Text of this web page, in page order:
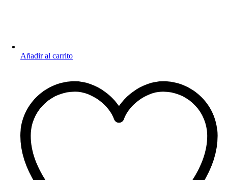
Añadir al carrito